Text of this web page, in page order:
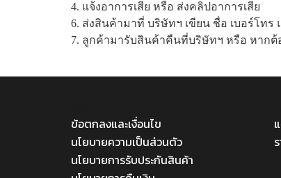
4. แจ้งอาการเสีย หรือ ส่งคลิปอาการเสีย
6. ส่งสินค้ามาที่ บริษัทฯ เขียน ชื่อ เบอร์โทร
7. ลูกค้ามารับสินค้าคืนที่บริษัทฯ หรือ หากต้
ข้อตกลงและเงื่อนไข
นโยบายความเป็นส่วนตัว
นโยบายการรับประกันสินค้า